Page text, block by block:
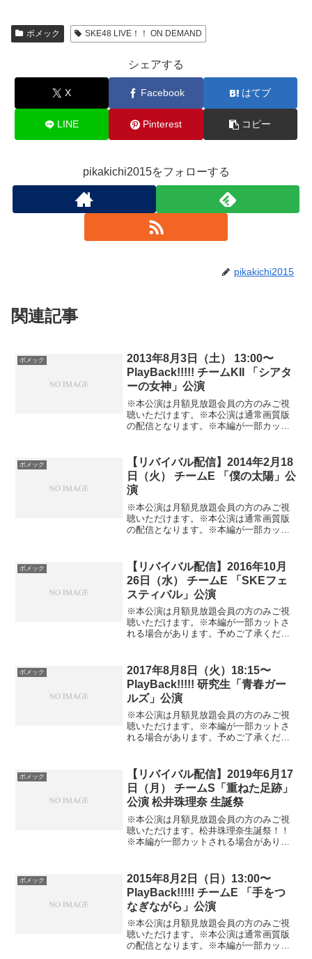
ボメック SKE48 LIVE！！ ON DEMAND
シェアする
X Facebook はてブ
LINE Pinterest コピー
pikakichi2015をフォローする
pikakichi2015
関連記事
ボメック
2013年8月3日（土） 13:00〜
PlayBack!!!!! チームKII 「シアタ
ーの女神」公演
※本公演は月額見放題会員の方のみご視
聴いただけます。※本公演は通常画質版
の配信となります。※本編が一部カット
公演M0 ロマンスかくれんぼ 00:17～M1
overture （SKE48 ver.） 03:41～M2 勇気
のハンマー 04:35～M3 隕石の確率 08:50
～M4 愛のストリッパー 12:08～M5 シア
ターの女神 16:48～MC 20:57～M6 初恋
よ こんにちは 39:06～M7 嵐の夜には
42:50～M8 キャンディー 47:50～M9 ロッ
カールームボーイ 52:14～M10 夜風の仕
ルコンビニ 01:05:09～M12 好き 好き 好
き 01:09:00～M13 サヨナラのカナシバリ
01:13:29～MC 01:17:58～M14 潮風の招
待状 01:29:13～M15 オネストマン
01:33:47～M16 チームKII推し 01:37:40～
M17 美しい稲妻 01:42:44～M18 2人だけ
のパレード 01:45:20～M19 僕たちの紙飛
行機 01:49:57～
ボメック
【リバイバル配信】2014年2月18
日（火） チームE 「僕の太陽」公
演
※本公演は月額見放題会員の方のみご視
聴いただけます。※本公演は通常画質版
の配信となります。※本編が一部カット
overture （SKE48 ver.） 00:03～M1
Dreamin' girls 00:58～M2 RUN RUN RUN
02:39～M3 未来の果実 06:29～M4 ビバ！
ハリケーン 11:22～MC 15:19～M5 アイ
ドルなんて呼ばないで 31:24～M6 僕とジ
ュリエットとジェットコースター 36:35
～M7 ヒグラシノコイ 40:52～M8 愛しさ
のdefense 44:59～M9 向日葵 48:50～MC
こんなわけで 01:03:01～M12 デジャビュ
01:06:47～MC 01:10:45～M13 夕陽を見
ているか？ 01:13:53～M14 Lay down
01:23:14～MC 01:28:07～M15 賛成カワ
～M17 僕の太陽 01:50:30～
ボメック
【リバイバル配信】2016年10月
26日（水） チームE 「SKEフェ
スティバル」公演
※本公演は月額見放題会員の方のみご視
聴いただけます。※本編が一部カットさ
れる場合があります。予めご了承くださ
M1 重力シンパシー 00:58～M2 キミが思
っているより… 04:27～M3 ほっぺ、ツネ
ル 07:58～M4 SKEフェスティバル 12:13
～MC 16:25～M5 お手上げララバイ
34:02～M6 君のＣ/Ｗ 38:04～M7 涙に沈
む太陽 41:33～M8 ハングリーライオン
45:41～M9 1994年の雷鳴 50:05～MC
53:56～M10 バラの儀式 59:36～M11 女神
01:08:08～M12 ハートのベクトル
01:19:46～M13 キンモクセイ 01:25:25～
M14 恋のお縄 01:32:25～M15 美しい狩り
01:35:22～MC 01:40:17～ M16 金の愛、
01:48:12～
ボメック
2017年8月8日（火）18:15〜
PlayBack!!!!! 研究生「青春ガー
ルズ」公演
※本公演は月額見放題会員の方のみご視
聴いただけます。※本編が一部カットさ
れる場合があります。予めご了承くださ
ールズ 00:57～M2 ビーチサンダル 05:45
～M3 君が星になるまで 10:21～MC
14:38～M4 Blue rose 27:45～M5 禁じら
れた二人 32:20～M6 雨の動物園 36:43～
MC 41:20～M7 ふしだらな夏 45:55～M8
Don't disturb！ 50:09～M9 Virgin love
55:01～M10 日付変更線 59:12～MC
01:03:55～M11 僕の打ち上げ花火
がる石になれ 01:25:48～M14 意外にマン
ゴー 01:30:38～MC 01:33:20～M15 シン
デレラは騙されない 01:37:45～
ボメック
【リバイバル配信】2019年6月17
日（月） チームS「重ねた足跡」
公演 松井珠理奈 生誕祭
※本公演は月額見放題会員の方のみご視
聴いただけます。松井珠理奈生誕祭！！
※本編が一部カットされる場合がありま
（SKE48 ver.） 00:03～M1 Gonna Jump
00:57～M2 手をつなぎながら 05:51～M3
Innocence 10:15～M4 強がり時計 14:25
～MC 19:14～M5 愛しきナターシャ
36:56～M6 ここで一発 40:19～M7 初めて
のジェリービーンズ 44:19～M8 花占い
48:18～M9 ジッパー 53:00～M10 この世
界が雪の中に埋もれる前に 57:06～MC
ボメック
2015年8月2日（日）13:00〜
PlayBack!!!!! チームE 「手をつ
なぎながら」公演
※本公演は月額見放題会員の方のみご視
聴いただけます。※本公演は通常画質版
の配信となります。※本編が一部カット